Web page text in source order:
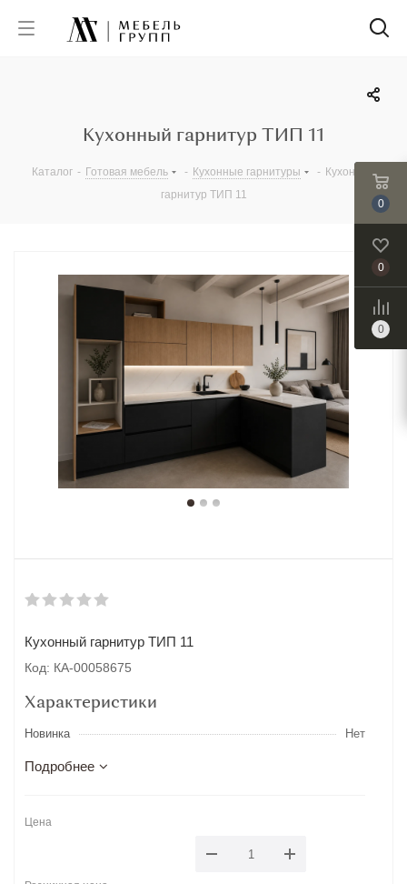
Кухонный гарнитур ТИП 11
Каталог - Готовая мебель - Кухонные гарнитуры - Кухонный
гарнитур ТИП 11
Кухонный гарнитур ТИП 11
Код: КА-00058675
Характеристики
Новинка Нет
Подробнее
Цена
0
0
0